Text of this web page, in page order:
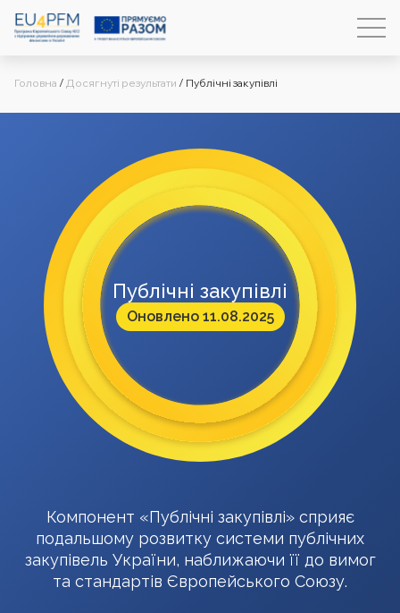
Головна / Досягнуті результати / Публічні закупівлі
Публічні закупівлі
Оновлено 11.08.2025
Компонент «Публічні закупівлі» сприяє
подальшому розвитку системи публічних
закупівель України, наближаючи її до вимог
та стандартів Європейського Союзу.